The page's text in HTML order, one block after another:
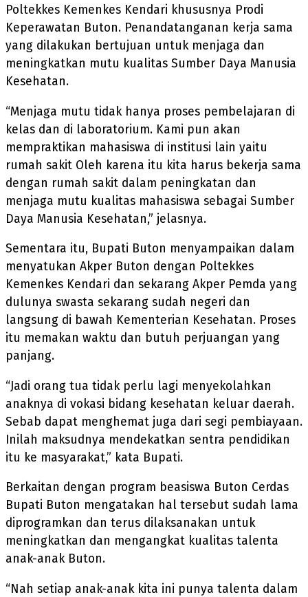
Poltekkes Kemenkes Kendari khususnya Prodi
Keperawatan Buton. Penandatanganan kerja sama
yang dilakukan bertujuan untuk menjaga dan
meningkatkan mutu kualitas Sumber Daya Manusia
Kesehatan.
“Menjaga mutu tidak hanya proses pembelajaran di
kelas dan di laboratorium. Kami pun akan
mempraktikan mahasiswa di institusi lain yaitu
rumah sakit Oleh karena itu kita harus bekerja sama
dengan rumah sakit dalam peningkatan dan
menjaga mutu kualitas mahasiswa sebagai Sumber
Daya Manusia Kesehatan,” jelasnya.
Sementara itu, Bupati Buton menyampaikan dalam
menyatukan Akper Buton dengan Poltekkes
Kemenkes Kendari dan sekarang Akper Pemda yang
dulunya swasta sekarang sudah negeri dan
langsung di bawah Kementerian Kesehatan. Proses
itu memakan waktu dan butuh perjuangan yang
panjang.
“Jadi orang tua tidak perlu lagi menyekolahkan
anaknya di vokasi bidang kesehatan keluar daerah.
Sebab dapat menghemat juga dari segi pembiayaan.
Inilah maksudnya mendekatkan sentra pendidikan
itu ke masyarakat,” kata Bupati.
Berkaitan dengan program beasiswa Buton Cerdas
Bupati Buton mengatakan hal tersebut sudah lama
diprogramkan dan terus dilaksanakan untuk
meningkatkan dan mengangkat kualitas talenta
anak-anak Buton.
“Nah setiap anak-anak kita ini punya talenta dalam